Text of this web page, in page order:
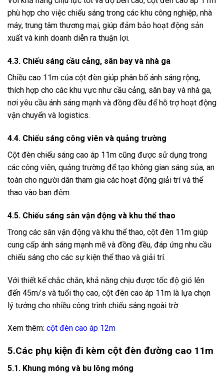
phù hợp cho việc chiếu sáng trong các khu công nghiệp, nhà
máy, trung tâm thương mại, giúp đảm bảo hoạt động sản
xuất và kinh doanh diễn ra thuận lợi.
4.3. Chiếu sáng cầu cảng, sân bay và nhà ga
Chiều cao 11m của cột đèn giúp phân bố ánh sáng rộng,
thích hợp cho các khu vực như cầu cảng, sân bay và nhà ga,
nơi yêu cầu ánh sáng mạnh và đồng đều để hỗ trợ hoạt động
vận chuyển và logistics.
4.4. Chiếu sáng công viên và quảng trường
Cột đèn chiếu sáng cao áp 11m cũng được sử dụng trong
các công viên, quảng trường để tạo không gian sáng sủa, an
toàn cho người dân tham gia các hoạt động giải trí và thể
thao vào ban đêm.
4.5. Chiếu sáng sân vận động và khu thể thao
Trong các sân vận động và khu thể thao, cột đèn 11m giúp
cung cấp ánh sáng mạnh mẽ và đồng đều, đáp ứng nhu cầu
chiếu sáng cho các sự kiện thể thao và giải trí.
Với thiết kế chắc chắn, khả năng chịu được tốc độ gió lên
đến 45m/s và tuổi thọ cao, cột đèn cao áp 11m là lựa chọn
lý tưởng cho nhiều công trình chiếu sáng ngoài trờ
Xem thêm: cột đèn cao áp 12m
5.Các phụ kiện đi kèm cột đèn đường cao 11m
5.1. Khung móng và bu lông móng